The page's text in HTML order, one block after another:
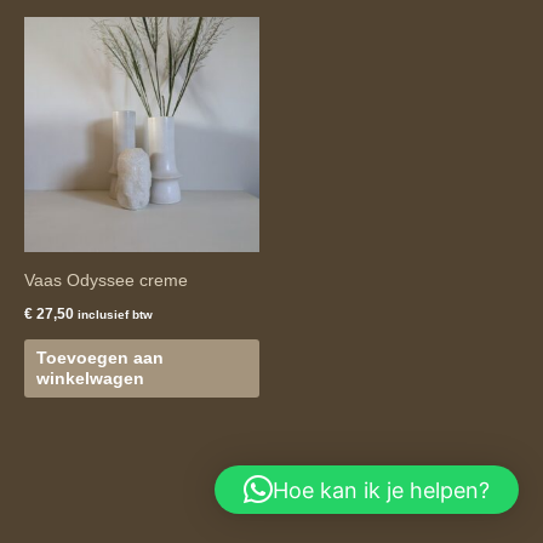
Vaas Odyssee creme
€ 27,50 inclusief btw
Toevoegen aan
winkelwagen
Hoe kan ik je helpen?